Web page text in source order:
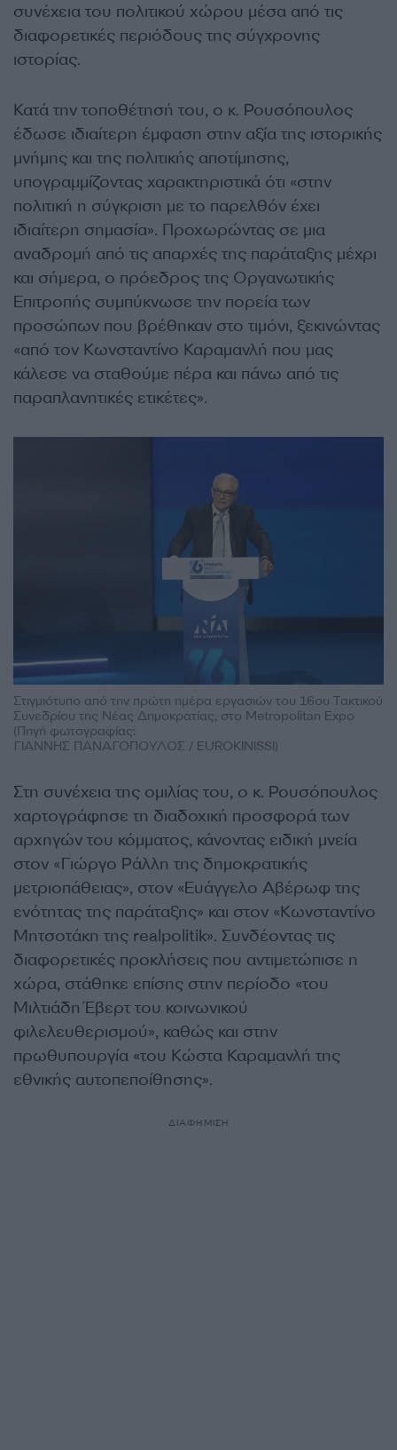
συνέχεια του πολιτικού χώρου μέσα από τις
διαφορετικές περιόδους της σύγχρονης
ιστορίας.
Κατά την τοποθέτησή του, ο κ. Ρουσόπουλος
έδωσε ιδιαίτερη έμφαση στην αξία της ιστορικής
μνήμης και της πολιτικής αποτίμησης,
υπογραμμίζοντας χαρακτηριστικά ότι «στην
πολιτική η σύγκριση με το παρελθόν έχει
ιδιαίτερη σημασία». Προχωρώντας σε μια
αναδρομή από τις απαρχές της παράταξης μέχρι
και σήμερα, ο πρόεδρος της Οργανωτικής
Επιτροπής συμπύκνωσε την πορεία των
προσώπων που βρέθηκαν στο τιμόνι, ξεκινώντας
«από τον Κωνσταντίνο Καραμανλή που μας
κάλεσε να σταθούμε πέρα και πάνω από τις
παραπλανητικές ετικέτες».
Στιγμιότυπο από την πρώτη ημέρα εργασιών του 16ου Τακτικού
Συνεδρίου της Νέας Δημοκρατίας, στο Metropolitan Expo
(Πηγή φωτογραφίας:
ΓΙΑΝΝΗΣ ΠΑΝΑΓΟΠΟΥΛΟΣ / EUROKINISSI)
Στη συνέχεια της ομιλίας του, ο κ. Ρουσόπουλος
χαρτογράφησε τη διαδοχική προσφορά των
αρχηγών του κόμματος, κάνοντας ειδική μνεία
στον «Γιώργο Ράλλη της δημοκρατικής
μετριοπάθειας», στον «Ευάγγελο Αβέρωφ της
ενότητας της παράταξης» και στον «Κωνσταντίνο
Μητσοτάκη της realpolitik». Συνδέοντας τις
διαφορετικές προκλήσεις που αντιμετώπισε η
χώρα, στάθηκε επίσης στην περίοδο «του
Μιλτιάδη Έβερτ του κοινωνικού
φιλελευθερισμού», καθώς και στην
πρωθυπουργία «του Κώστα Καραμανλή της
εθνικής αυτοπεποίθησης».
ΔΙΑΦΗΜΙΣΗ